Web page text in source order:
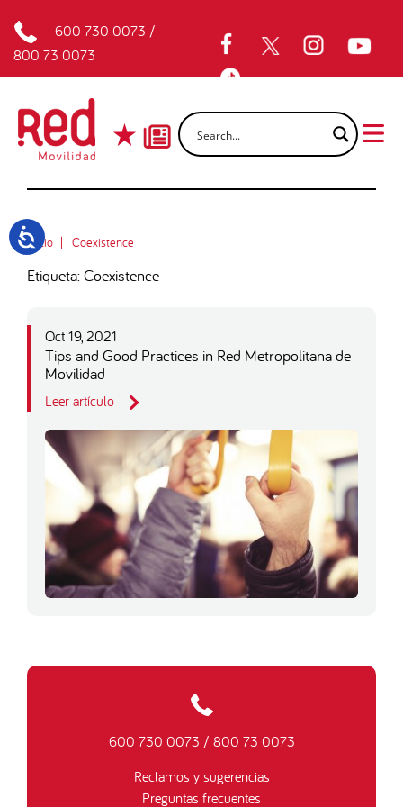
600 730 0073 /
800 73 0073
Inicio Coexistence
Etiqueta: Coexistence
Oct 19, 2021
Tips and Good Practices in Red Metropolitana de
Movilidad
Leer artículo
600 730 0073 / 800 73 0073
Reclamos y sugerencias
Preguntas frecuentes